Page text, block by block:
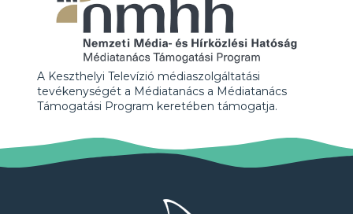
A Keszthelyi Televízió médiaszolgáltatási
tevékenységét a Médiatanács a Médiatanács
Támogatási Program keretében támogatja.